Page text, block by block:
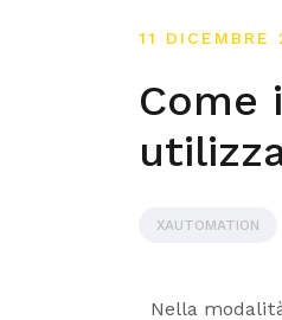
11 DICEMBRE
Come
XAUTOMATION
Nella